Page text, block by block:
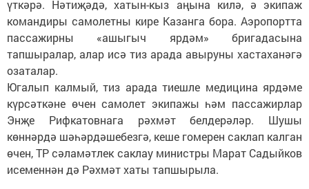
үткәрә. Нәтиҗәдә, хатын-кыз аңына килә, ә экипаж
командиры самолетны кире Казанга бора. Аэропортта
пассажирны «ашыгыч ярдәм» бригадасына
тапшыралар, алар исә тиз арада авыруны хастаханәгә
озаталар.
Югалып калмый, тиз арада тиешле медицина ярдәме
күрсәткәне өчен самолет экипажы һәм пассажирлар
Энҗе Рифкатовнага рәхмәт белдерәләр. Шушы
көннәрдә шәһәрдәшебезгә, кеше гомерен саклап калган
өчен, ТР сәламәтлек саклау министры Марат Садыйков
исеменнән дә Рәхмәт хаты тапшырыла.